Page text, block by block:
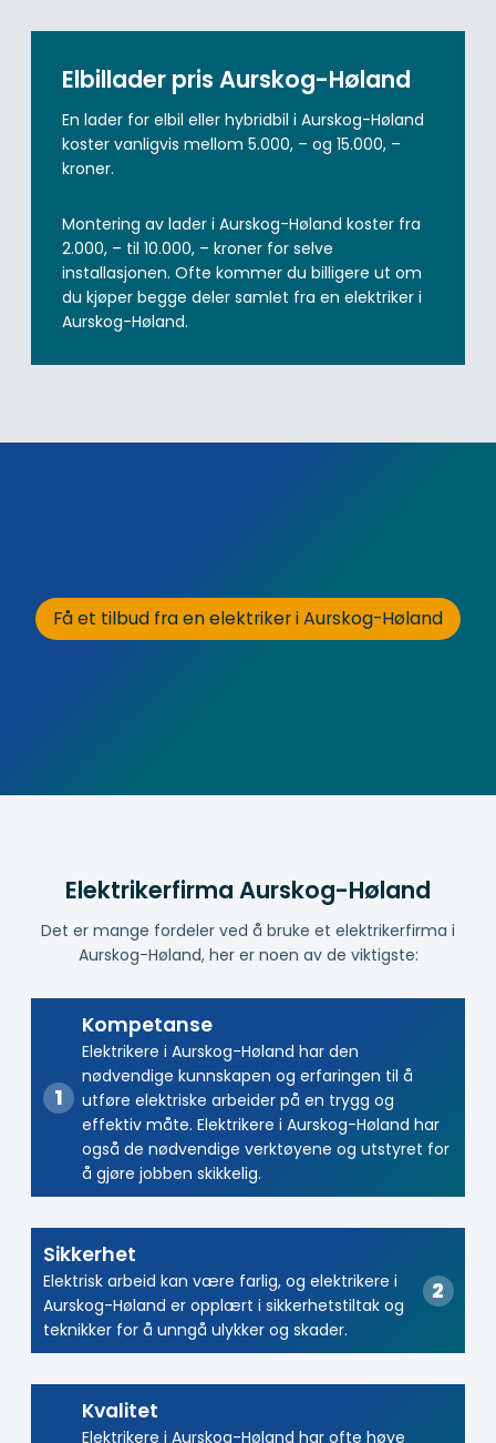
Elbillader pris Aurskog-Høland
En lader for elbil eller hybridbil i Aurskog-Høland
koster vanligvis mellom 5.000, – og 15.000, –
kroner.
Montering av lader i Aurskog-Høland koster fra
2.000, – til 10.000, – kroner for selve
installasjonen. Ofte kommer du billigere ut om
du kjøper begge deler samlet fra en elektriker i
Aurskog-Høland.
Få et tilbud fra en elektriker i Aurskog-Høland
Elektrikerfirma Aurskog-Høland
Det er mange fordeler ved å bruke et elektrikerfirma i
Aurskog-Høland, her er noen av de viktigste:
Kompetanse
Elektrikere i Aurskog-Høland har den
nødvendige kunnskapen og erfaringen til å
utføre elektriske arbeider på en trygg og
effektiv måte. Elektrikere i Aurskog-Høland har
også de nødvendige verktøyene og utstyret for
å gjøre jobben skikkelig.
Sikkerhet
Elektrisk arbeid kan være farlig, og elektrikere i
Aurskog-Høland er opplært i sikkerhetstiltak og
teknikker for å unngå ulykker og skader.
Kvalitet
Elektrikere i Aurskog-Høland har ofte høye